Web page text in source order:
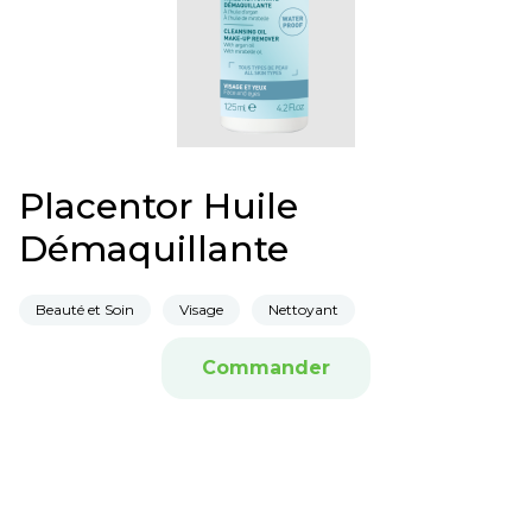
Placentor Huile
Démaquillante
Beauté et Soin Visage Nettoyant
Commander